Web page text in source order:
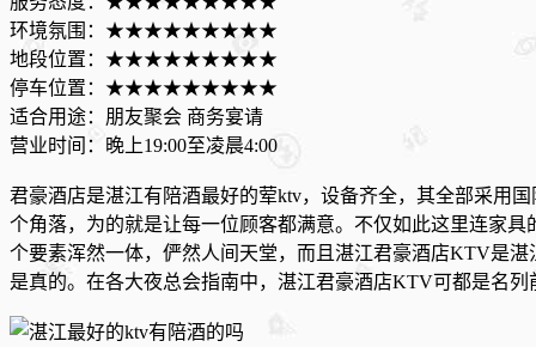
环境氛围：★★★★★★★★★
地段位置：★★★★★★★★★
停车位置：★★★★★★★★★
适合用途：朋友聚会 商务宴请
营业时间：晚上19:00至凌晨4:00
君豪酒店是湛江有陪酒最好的荤ktv，设备齐全，其全部采用
个角落，为的就是让每一位顾客都满意。不仅如此这里连家
个要素浑然一体，俨然人间天堂，而且湛江君豪酒店KTV是
是真的。在各大夜总会指南中，湛江君豪酒店KTV可都是名列